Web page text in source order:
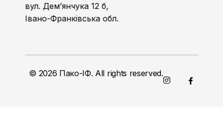
вул. Дем’янчука 12 б,
Івано-Франківська обл.
© 2026 Пако-ІФ. All rights reserved.